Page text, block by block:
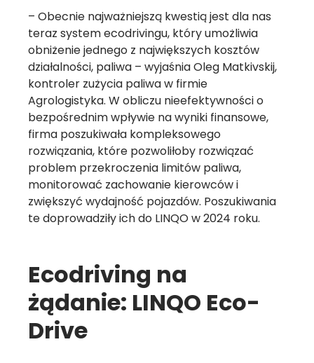
– Obecnie najważniejszą kwestią jest dla nas
teraz system ecodrivingu, który umożliwia
obniżenie jednego z największych kosztów
działalności, paliwa – wyjaśnia Oleg Matkivskij,
kontroler zużycia paliwa w firmie
Agrologistyka. W obliczu nieefektywności o
bezpośrednim wpływie na wyniki finansowe,
firma poszukiwała kompleksowego
rozwiązania, które pozwoliłoby rozwiązać
problem przekroczenia limitów paliwa,
monitorować zachowanie kierowców i
zwiększyć wydajność pojazdów. Poszukiwania
te doprowadziły ich do LINQO w 2024 roku.
Ecodriving na
żądanie: LINQO Eco-
Drive